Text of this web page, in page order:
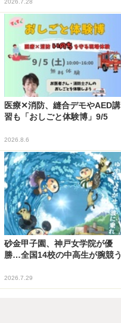
2026.7.28
医療✕消防、縫合デモやAED講
習も「おしごと体験博」9/5
2026.8.6
砂金甲子園、神戸女学院が優
勝…全国14校の中高生が腕競う
2026.7.29